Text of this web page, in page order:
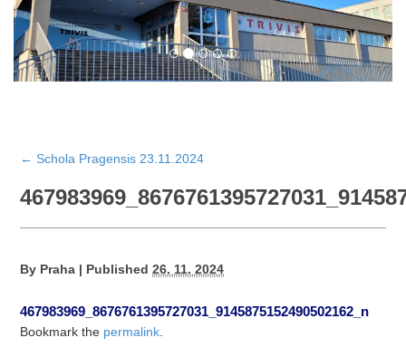
← Schola Pragensis 23.11.2024
By Praha | Published 26. 11. 2024
467983969_8676761395727031_9145875152490502162_n
Bookmark the permalink